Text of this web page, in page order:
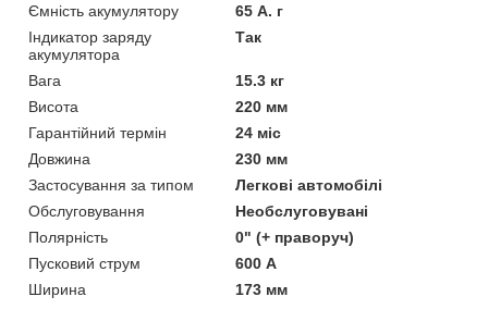
Ємність акумулятору
65 А. г
Індикатор заряду
акумулятора
Так
Вага
15.3 кг
Висота
220 мм
Гарантійний термін
24 міс
Довжина
230 мм
Застосування за типом
Легкові автомобілі
Обслуговування
Необслуговувані
Полярність
0" (+ праворуч)
Пусковий струм
600 А
Ширина
173 мм